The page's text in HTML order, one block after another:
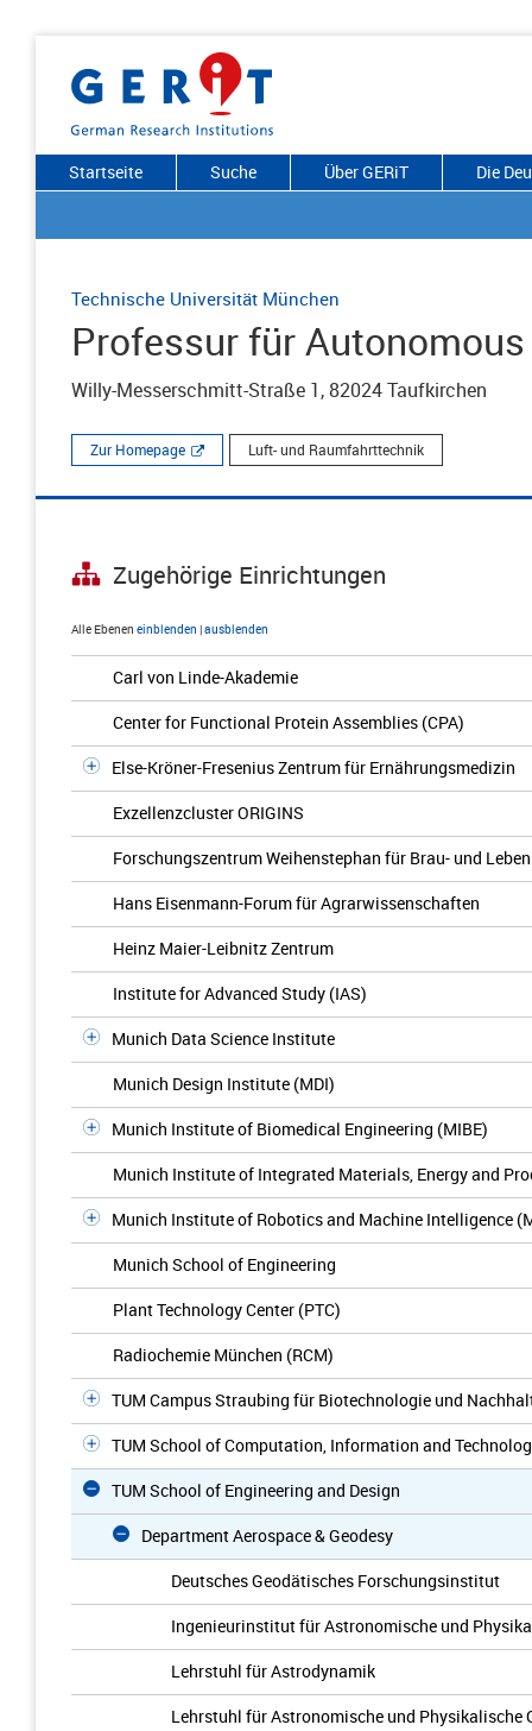
Startseite Suche Über GERiT Die
Technische Universität München
Professur für
Willy-Messerschmitt-Straße 1, 82024 Taufkirchen
Zur Homepage Luft- und Raumfahrttechnik
Zugehörige Einrichtungen
Alle Ebenen einblenden |ausblenden
Carl von Linde-Akademie
Center for Functional Protein Assemblies (CPA)
Else-Kröner-Fresenius Zentrum für Ernährungsmedizin
Exzellenzcluster ORIGINS
Forschungszentrum Weihenstephan für Brau- und
Hans Eisenmann-Forum für Agrarwissenschaften
Heinz Maier-Leibnitz Zentrum
Institute for Advanced Study (IAS)
Munich Data Science Institute
Munich Design Institute (MDI)
Munich Institute of Biomedical Engineering (MIBE)
Munich Institute of Integrated Materials, Energy and
Munich Institute of Robotics and Machine Intelligence
Munich School of Engineering
Plant Technology Center (PTC)
Radiochemie München (RCM)
TUM Campus Straubing für Biotechnologie und
TUM School of Computation, Information and
TUM School of Engineering and Design
Department Aerospace & Geodesy
Deutsches Geodätisches Forschungsinstitut
Ingenieurinstitut für Astronomische und
Lehrstuhl für Astrodynamik
Lehrstuhl für Astronomische und Physikalische